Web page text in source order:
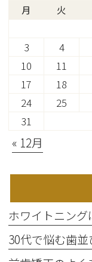
月 火
3
4
10
11
17
18
24
25
31
« 12月